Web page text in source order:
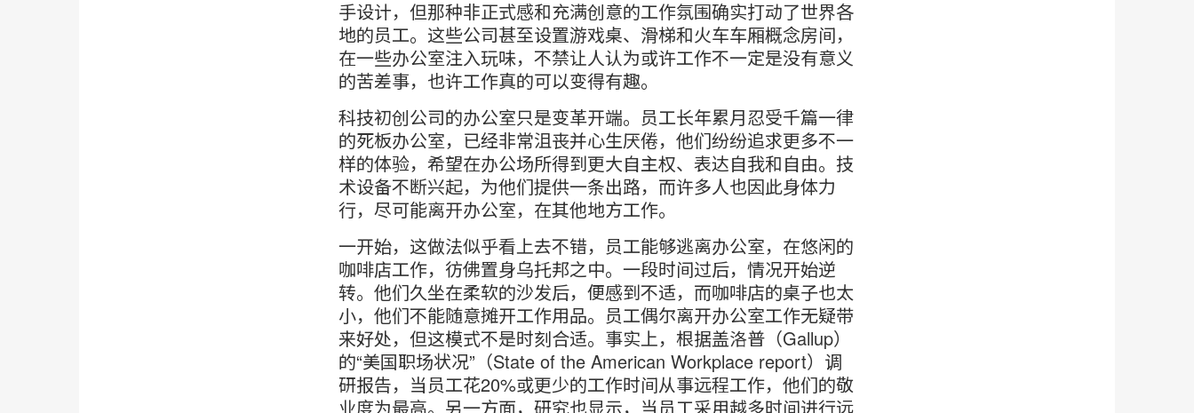
手设计，但那种非正式感和充满创意的工作氛围确实打动了世界各
地的员工。这些公司甚至设置游戏桌、滑梯和火车车厢概念房间，
在一些办公室注入玩味，不禁让人认为或许工作不一定是没有意义
的苦差事，也许工作真的可以变得有趣。
科技初创公司的办公室只是变革开端。员工长年累月忍受千篇一律
的死板办公室，已经非常沮丧并心生厌倦，他们纷纷追求更多不一
样的体验，希望在办公场所得到更大自主权、表达自我和自由。技
术设备不断兴起，为他们提供一条出路，而许多人也因此身体力
行，尽可能离开办公室，在其他地方工作。
一开始，这做法似乎看上去不错，员工能够逃离办公室，在悠闲的
咖啡店工作，彷佛置身乌托邦之中。一段时间过后，情况开始逆
转。他们久坐在柔软的沙发后，便感到不适，而咖啡店的桌子也太
小，他们不能随意摊开工作用品。员工偶尔离开办公室工作无疑带
来好处，但这模式不是时刻合适。事实上，根据盖洛普（Gallup）
的“美国职场状况”（State of the American Workplace report）调
研报告，当员工花20%或更少的工作时间从事远程工作，他们的敬
业度为最高。另一方面，研究也显示，当员工采用越多时间进行远